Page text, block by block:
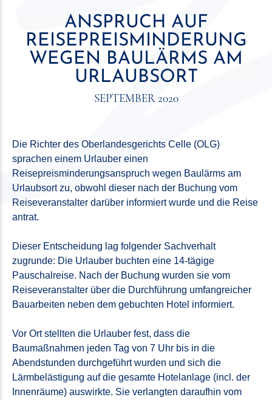
ANSPRUCH AUF
REISEPREISMINDERUNG
WEGEN BAULÄRMS AM
URLAUBSORT
SEPTEMBER 2020
Die Richter des Oberlandesgerichts Celle (OLG)
sprachen einem Urlauber einen
Reisepreisminderungsanspruch wegen Baulärms am
Urlaubsort zu, obwohl dieser nach der Buchung vom
Reiseveranstalter darüber informiert wurde und die Reise
antrat.
Dieser Entscheidung lag folgender Sachverhalt
zugrunde: Die Urlauber buchten eine 14-tägige
Pauschalreise. Nach der Buchung wurden sie vom
Reiseveranstalter über die Durchführung umfangreicher
Bauarbeiten neben dem gebuchten Hotel informiert.
Vor Ort stellten die Urlauber fest, dass die
Baumaßnahmen jeden Tag von 7 Uhr bis in die
Abendstunden durchgeführt wurden und sich die
Lärmbelästigung auf die gesamte Hotelanlage (incl. der
Innenräume) auswirkte. Sie verlangten daraufhin vom